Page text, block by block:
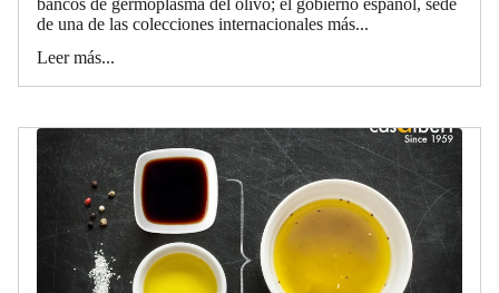
bancos de germoplasma del olivo; el gobierno español, sede
de una de las colecciones internacionales más...
Leer más...